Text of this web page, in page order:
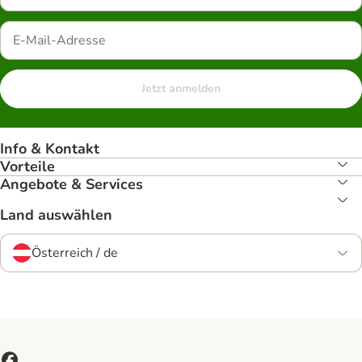
Jetzt anmelden
Info & Kontakt
Vorteile
Angebote & Services
Land auswählen
Österreich / de